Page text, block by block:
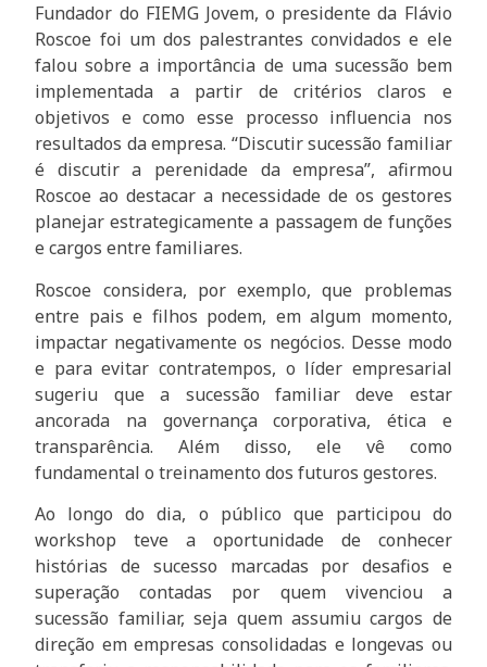
Fundador do FIEMG Jovem, o presidente da Flávio
Roscoe foi um dos palestrantes convidados e ele
falou sobre a importância de uma sucessão bem
implementada a partir de critérios claros e
objetivos e como esse processo influencia nos
resultados da empresa. “Discutir sucessão familiar
é discutir a perenidade da empresa”, afirmou
Roscoe ao destacar a necessidade de os gestores
planejar estrategicamente a passagem de funções
e cargos entre familiares.
Roscoe considera, por exemplo, que problemas
entre pais e filhos podem, em algum momento,
impactar negativamente os negócios. Desse modo
e para evitar contratempos, o líder empresarial
sugeriu que a sucessão familiar deve estar
ancorada na governança corporativa, ética e
transparência. Além disso, ele vê como
fundamental o treinamento dos futuros gestores.
Ao longo do dia, o público que participou do
workshop teve a oportunidade de conhecer
histórias de sucesso marcadas por desafios e
superação contadas por quem vivenciou a
sucessão familiar, seja quem assumiu cargos de
direção em empresas consolidadas e longevas ou